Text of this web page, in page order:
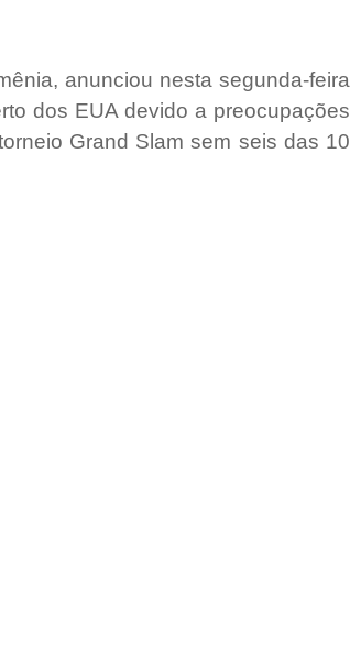
anunciou nesta segunda-feira
dos EUA devido a preocupações
Grand Slam sem seis das 10